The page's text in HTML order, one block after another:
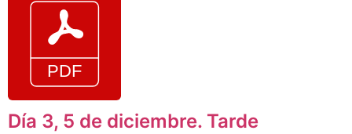
Día 3, 5 de diciembre. Tarde